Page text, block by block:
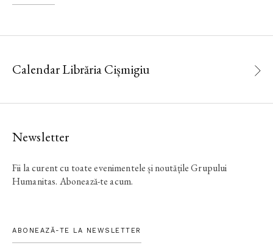
Calendar Librăria Cișmigiu
Newsletter
Fii la curent cu toate evenimentele și noutățile Grupului
Humanitas. Abonează-te acum.
ABONEAZĂ-TE LA NEWSLETTER